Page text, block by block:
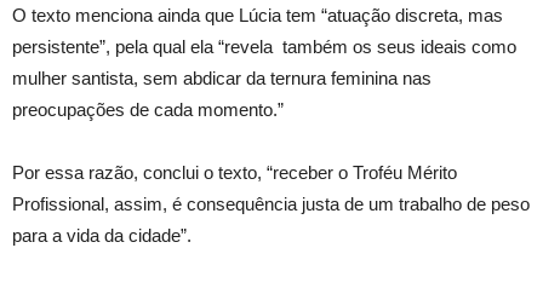
O texto menciona ainda que Lúcia tem “atuação discreta, mas
persistente”, pela qual ela “revela também os seus ideais como
mulher santista, sem abdicar da ternura feminina nas
preocupações de cada momento.”
Por essa razão, conclui o texto, “receber o Troféu Mérito
Profissional, assim, é consequência justa de um trabalho de peso
para a vida da cidade”.